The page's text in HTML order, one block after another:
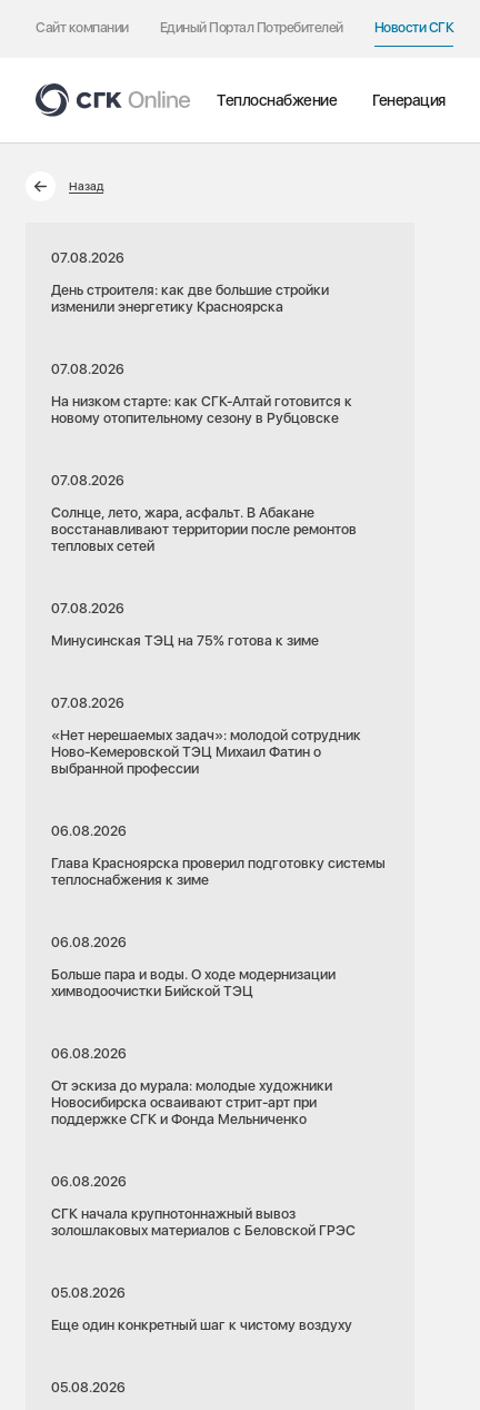
Сайт компании Единый Портал Потребителей Новости СГК
Теплоснабжение Генерация
Назад
07.08.2026
День строителя: как две большие стройки
изменили энергетику Красноярска
07.08.2026
На низком старте: как СГК-Алтай готовится к
новому отопительному сезону в Рубцовске
07.08.2026
Солнце, лето, жара, асфальт. В Абакане
восстанавливают территории после ремонтов
тепловых сетей
07.08.2026
Минусинская ТЭЦ на 75% готова к зиме
07.08.2026
«Нет нерешаемых задач»: молодой сотрудник
Ново-Кемеровской ТЭЦ Михаил Фатин о
выбранной профессии
06.08.2026
Глава Красноярска проверил подготовку системы
теплоснабжения к зиме
06.08.2026
Больше пара и воды. О ходе модернизации
химводоочистки Бийской ТЭЦ
06.08.2026
От эскиза до мурала: молодые художники
Новосибирска осваивают стрит-арт при
поддержке СГК и Фонда Мельниченко
06.08.2026
СГК начала крупнотоннажный вывоз
золошлаковых материалов с Беловской ГРЭС
05.08.2026
Еще один конкретный шаг к чистому воздуху
05.08.2026